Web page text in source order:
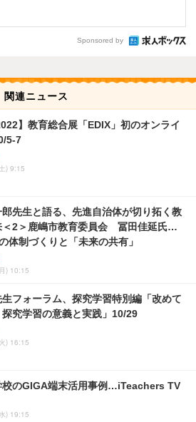
Sponsored by
関連ニュース
】教育総合展「EDIX」初のオンライ
5-7
) 9:15
先生と語る、先進自治体が切り拓く教
＜2＞鹿嶋市教育委員会 冨田佳延氏…
体制づくりと「未来の共有」
) 10:15
フォーラム、探究学習特別編「改めて
究学習の意義と実践」10/29
) 16:15
校のGIGA端末活用事例…iTeachers TV
) 19:15